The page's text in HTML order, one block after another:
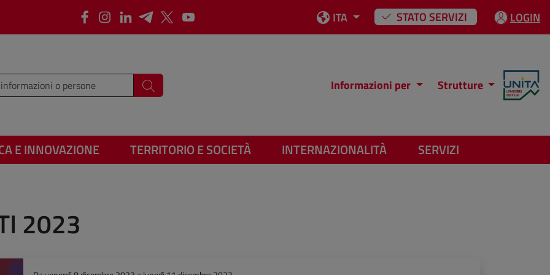
FacebookInstagram
LinkedInTelegram
X Youtube
ITA STATO SERVIZI LOGIN
termini da cercare Cerca Informazioni per Strutture
E INNOVAZIONE TERRITORIO E SOCIETÀ INTERNAZIONALITÀ SERVIZI
2023